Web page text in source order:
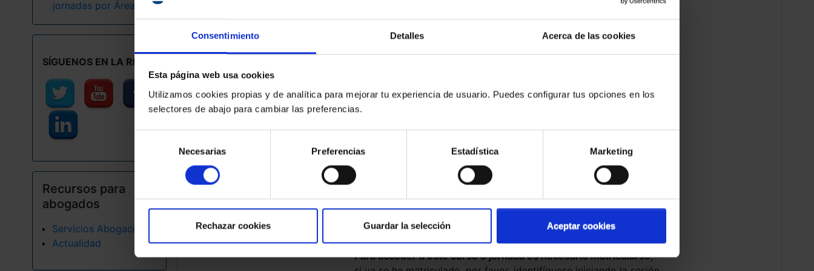
Consentimiento Detalles Acerca de las cookies
Esta página web usa cookies
Utilizamos cookies propias y de analítica para mejorar tu experiencia de usuario. Puedes configurar tus opciones en los
selectores de abajo para cambiar las preferencias.
consentimiento
Necesarias Preferencias Estadística Marketing
Rechazar cookies Guardar la selección Aceptar cookies
27 Apr 2026
gratuita
Conferencia de los lunes :
Abogacia e Inteligencia
Artificial: retos probatorios que
Inscripción ONLINE
Inscripción ONLINE
Inscripción ONLINE
Para acceder a este curso o jornada es necesario matricularse,
jornadas por Áreas
SÍGUENOS EN LA RED
Recursos para
abogados
Servicios Abogacia
Actualidad